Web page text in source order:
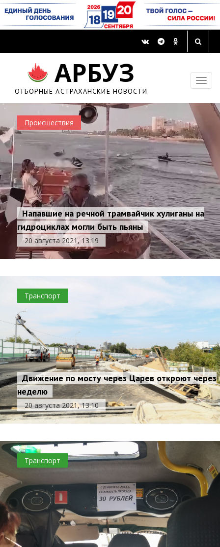
АРБУЗ
ОТБОРНЫЕ АСТРАХАНСКИЕ НОВОСТИ
Происшествия
Напавшие на речной трамвайчик хулиганы на
гидроциклах могли быть пьяны
20 августа 2021, 13:19
Транспорт
Движение по мосту через Царев откроют через
неделю
20 августа 2021, 13:10
Транспорт